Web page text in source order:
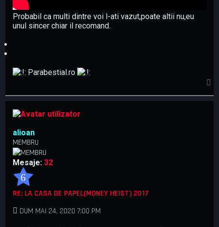
Probabil ca multi dintre voi l-ati vazut,poate altii nu,eu
unul sincer chiar il recomand.
Parabestial.ro
s
alioan
MEMBRU
Mesaje: 32
6
RE: LA CASA DE PAPEL(MONEY HEIST) 2017
DUM MAI 24, 2020 7:00 PM